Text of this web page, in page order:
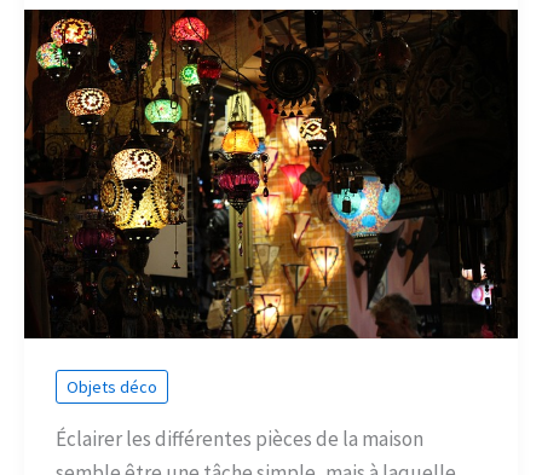
Objets déco
Éclairer les différentes pièces de la maison